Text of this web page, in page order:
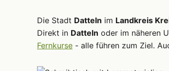
Die Stadt Datteln im Landkreis
Direkt in Datteln oder im näheren
Fernkurse - alle führen zum Ziel.